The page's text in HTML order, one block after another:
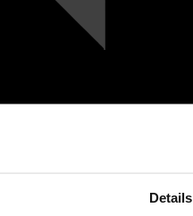
Details